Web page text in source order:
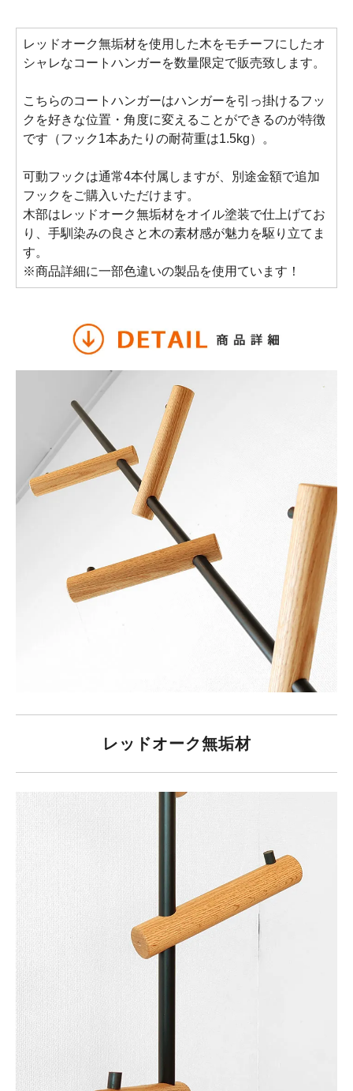
レッドオーク無垢材を使用した木をモチーフにしたオ
シャレなコートハンガーを数量限定で販売致します。
こちらのコートハンガーはハンガーを引っ掛けるフッ
クを好きな位置・角度に変えることができるのが特徴
です（フック1本あたりの耐荷重は1.5kg）。
可動フックは通常4本付属しますが、別途金額で追加
フックをご購入いただけます。
木部はレッドオーク無垢材をオイル塗装で仕上げてお
り、手馴染みの良さと木の素材感が魅力を駆り立てま
す。
※商品詳細に一部色違いの製品を使用ています！
レッドオーク無垢材